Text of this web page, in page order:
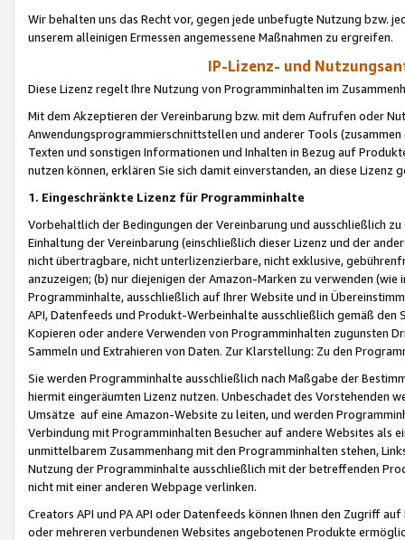
Wir behalten uns das Recht vor, gegen jede unbefugte Nutzung bzw.
unserem alleinigen Ermessen angemessene Maßnahmen zu ergreifen.
IP-Lizenz- und
Diese Lizenz regelt Ihre Nutzung von Programminhalten im
Mit dem Akzeptieren der Vereinbarung bzw. mit dem Aufrufen oder
Anwendungsprogrammierschnittstellen und anderer Tools (zusammen
Texten und sonstigen Informationen und Inhalten in Bezug auf
nutzen können, erklären Sie sich damit einverstanden, an diese Lizenz
1. Eingeschränkte Lizenz für Programminhalte
Vorbehaltlich der Bedingungen der Vereinbarung und ausschließlich
Einhaltung der Vereinbarung (einschließlich dieser Lizenz und der
nicht übertragbare, nicht unterlizenzierbare, nicht exklusive,
anzuzeigen; (b) nur diejenigen der Amazon-Marken zu verwenden
Programminhalte, ausschließlich auf Ihrer Website und in
API, Datenfeeds und Produkt-Werbeinhalte ausschließlich gemäß
Kopieren oder andere Verwenden von Programminhalten zugunsten
Sammeln und Extrahieren von Daten. Zur Klarstellung: Zu den
Sie werden Programminhalte ausschließlich nach Maßgabe der
hiermit eingeräumten Lizenz nutzen. Unbeschadet des Vorstehenden
Umsätze auf eine Amazon-Website zu leiten, und werden
Verbindung mit Programminhalten Besucher auf andere Websites als
unmittelbarem Zusammenhang mit den Programminhalten stehen,
Nutzung der Programminhalte ausschließlich mit der betreffenden
nicht mit einer anderen Webpage verlinken.
Creators API und PA API oder Datenfeeds können Ihnen den Zugriff
oder mehreren verbundenen Websites angebotenen Produkte